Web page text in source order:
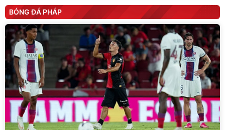
BÓNG ĐÁ PHÁP